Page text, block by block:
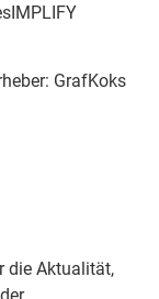
GrafKoks
die Aktualität,